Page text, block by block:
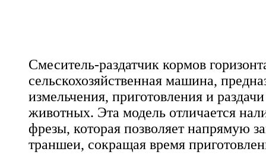
Смеситель-раздатчик кормов
сельскохозяйственная машина,
измельчения, приготовления и
животных. Эта модель отличается
фрезы, которая позволяет напрямую
траншеи, сокращая время